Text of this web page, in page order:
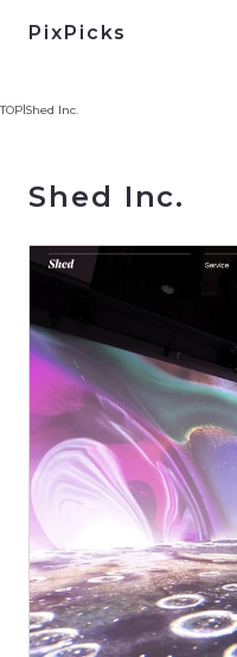
PixPicks
TOP Shed Inc.
Shed Inc.